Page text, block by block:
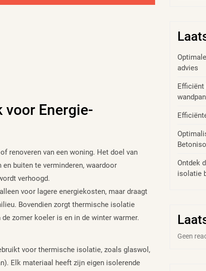
Energie-
renoveren van een woning. Het doel van
buiten te verminderen, waardoor
verhoogd.
voor lagere energiekosten, maar draagt
Bovendien zorgt thermische isolatie
zomer koeler is en in de winter warmer.
voor thermische isolatie, zoals glaswol,
Elk materiaal heeft zijn eigen isolerende
advies
Efficiënt
Ontdek
isolatie
Geen